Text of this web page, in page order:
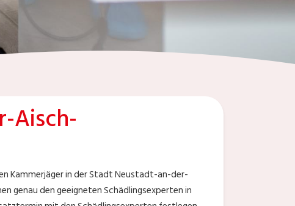
Aisch-
Kammerjäger in der Stadt Neustadt-an-der-
genau den geeigneten Schädlingsexperten in